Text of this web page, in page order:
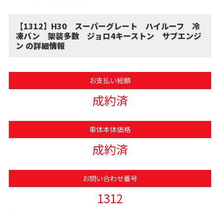
【1312】H30 スーパーグレート ハイルーフ 冷
凍バン 架装多数 ジョロ4キーストン サブエンジ
ン の詳細情報
お支払い総額
成約済
車体本体価格
成約済
お問い合わせ番号
1312